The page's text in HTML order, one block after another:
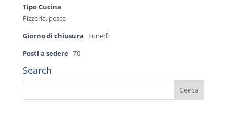
Tipo Cucina
Pizzeria, pesce
Giorno di chiusura Lunedì
Posti a sedere 70
Search